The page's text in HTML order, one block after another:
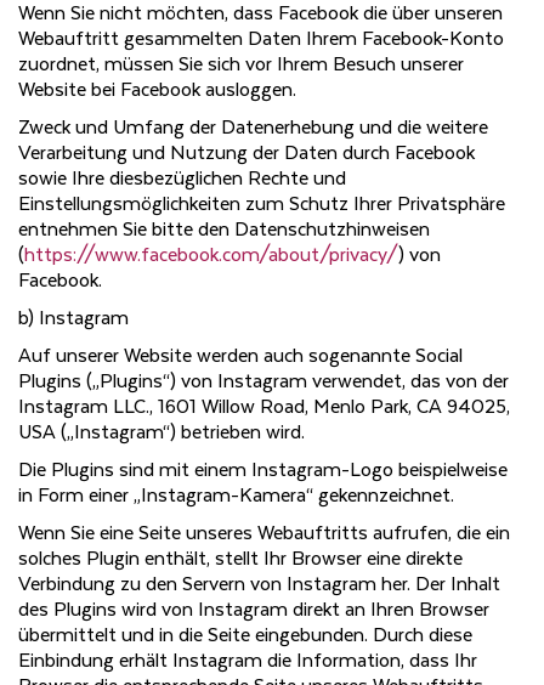
Wenn Sie nicht möchten, dass Facebook die über unseren
Webauftritt gesammelten Daten Ihrem Facebook-Konto
zuordnet, müssen Sie sich vor Ihrem Besuch unserer
Website bei Facebook ausloggen.
Zweck und Umfang der Datenerhebung und die weitere
Verarbeitung und Nutzung der Daten durch Facebook
sowie Ihre diesbezüglichen Rechte und
Einstellungsmöglichkeiten zum Schutz Ihrer Privatsphäre
entnehmen Sie bitte den Datenschutzhinweisen
(https://www.facebook.com/about/privacy/) von
Facebook.
b) Instagram
Auf unserer Website werden auch sogenannte Social
Plugins („Plugins“) von Instagram verwendet, das von der
Instagram LLC., 1601 Willow Road, Menlo Park, CA 94025,
USA („Instagram“) betrieben wird.
Die Plugins sind mit einem Instagram-Logo beispielweise
in Form einer „Instagram-Kamera“ gekennzeichnet.
Wenn Sie eine Seite unseres Webauftritts aufrufen, die ein
solches Plugin enthält, stellt Ihr Browser eine direkte
Verbindung zu den Servern von Instagram her. Der Inhalt
des Plugins wird von Instagram direkt an Ihren Browser
übermittelt und in die Seite eingebunden. Durch diese
Einbindung erhält Instagram die Information, dass Ihr